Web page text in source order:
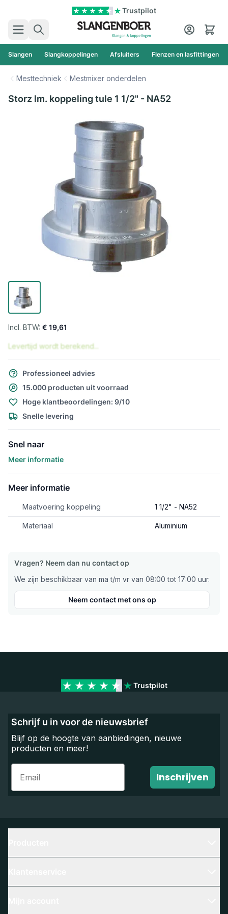
Trustpilot
Zoek
Cart
Slangen Slangkoppelingen Afsluiters Flenzen en lasfittingen
Mesttechniek Mestmixer onderdelen
Storz lm. koppeling tule 1 1/2" - NA52
€ 19,61
Levertijd wordt berekend...
Professioneel advies
15.000 producten uit voorraad
Hoge klantbeoordelingen: 9/10
Snelle levering
Snel naar
Meer informatie
Meer informatie
Maatvoering koppeling 1 1/2" - NA52
Materiaal Aluminium
Vragen? Neem dan nu contact op
We zijn beschikbaar van ma t/m vr van 08:00 tot 17:00 uur.
Neem contact met ons op
Trustpilot
Schrijf u in voor de nieuwsbrief
Blijf op de hoogte van aanbiedingen, nieuwe
producten en meer!
Email
Inschrijven